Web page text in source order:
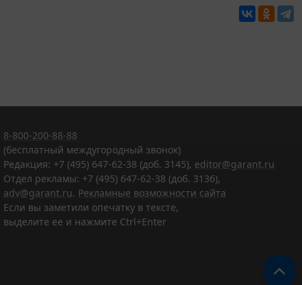
8-800-200-88-88
(бесплатный междугородный звонок)
Редакция: +7 (495) 647-62-38 (доб. 3145), editor@garant.ru
Отдел рекламы: +7 (495) 647-62-38 (доб. 3136),
adv@garant.ru. Рекламные возможности сайта
Если вы заметили опечатку в тексте,
выделите ее и нажмите Ctrl+Enter